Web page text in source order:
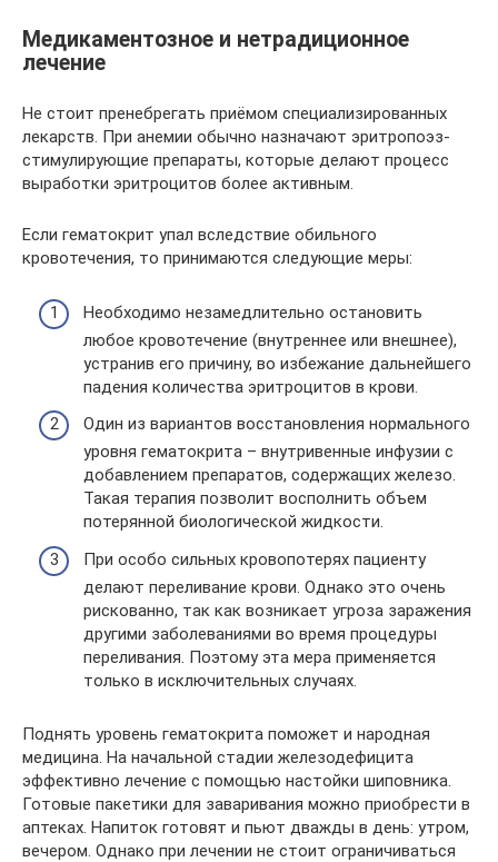
Медикаментозное и нетрадиционное
лечение
Не стоит пренебрегать приёмом специализированных
лекарств. При анемии обычно назначают эритропоэз-
стимулирующие препараты, которые делают процесс
выработки эритроцитов более активным.
Если гематокрит упал вследствие обильного
кровотечения, то принимаются следующие меры:
Необходимо незамедлительно остановить
любое кровотечение (внутреннее или внешнее),
устранив его причину, во избежание дальнейшего
падения количества эритроцитов в крови.
Один из вариантов восстановления нормального
уровня гематокрита – внутривенные инфузии с
добавлением препаратов, содержащих железо.
Такая терапия позволит восполнить объем
потерянной биологической жидкости.
При особо сильных кровопотерях пациенту
делают переливание крови. Однако это очень
рискованно, так как возникает угроза заражения
другими заболеваниями во время процедуры
переливания. Поэтому эта мера применяется
только в исключительных случаях.
Поднять уровень гематокрита поможет и народная
медицина. На начальной стадии железодефицита
эффективно лечение с помощью настойки шиповника.
Готовые пакетики для заваривания можно приобрести в
аптеках. Напиток готовят и пьют дважды в день: утром,
вечером. Однако при лечении не стоит ограничиваться